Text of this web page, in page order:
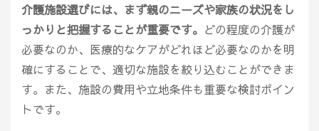
介護施設選びには、まず親のニーズや家族の状況をし
っかりと把握することが重要です。 どの程度の介護が
必要なのか、医療的なケアがどれほど必要なのかを明
確にすることで、適切な施設を絞り込むことができま
す。また、施設の費用や立地条件も重要な検討ポイン
トです。